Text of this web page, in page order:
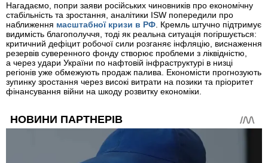
Нагадаємо, попри заяви російських чиновників про економічну
стабільність та зростання, аналітики ISW попередили про
наближення масштабної кризи в РФ . Кремль штучно підтримує
видимість благополуччя, тоді як реальна ситуація погіршується:
критичний дефіцит робочої сили розганяє інфляцію, виснаження
резервів суверенного фонду створює проблеми з ліквідністю,
а через удари України по нафтовій інфраструктурі в низці
регіонів уже обмежують продаж палива. Економісти прогнозують
зупинку зростання через високі витрати на позики та пріоритет
фінансування війни на шкоду розвитку економіки.